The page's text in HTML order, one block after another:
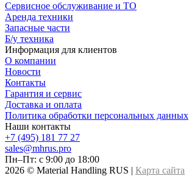
Сервисное обслуживание и ТО
Аренда техники
Запасные части
Б/у техника
Информация для клиентов
О компании
Новости
Контакты
Гарантия и сервис
Доставка и оплата
Политика обработки персональных данных
Наши контакты
+7 (495) 181 77 27
sales@mhrus.pro
Пн–Пт: с 9:00 до 18:00
2026 © Material Handling RUS | Карта сайта